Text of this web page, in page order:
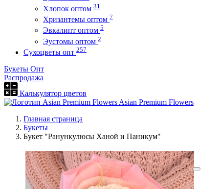
Хлопок оптом 31
Хризантемы оптом 7
Эвкалипт оптом 5
Эустомы оптом 2
Сухоцветы опт 257
Букеты Опт
Распродажа
Калькулятор цветов
Asian Premium Flowers
Главная страница
Букеты
Букет "Ранункулюсы Ханой и Паникум"